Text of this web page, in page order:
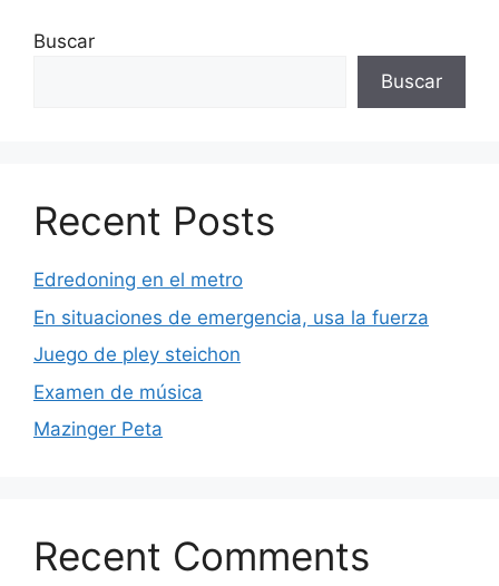
Buscar
Buscar
Recent Posts
Edredoning en el metro
En situaciones de emergencia, usa la fuerza
Juego de pley steichon
Examen de música
Mazinger Peta
Recent Comments